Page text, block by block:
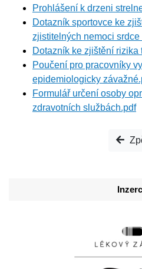
Prohlášení k drzeni
Dotazník sportovce ke
zjistitelných nemoci srdce
Dotazník ke zjištění rizika
Poučení pro pracovníky
epidemiologicky
Formulář určení osoby
zdravotních službách.pdf